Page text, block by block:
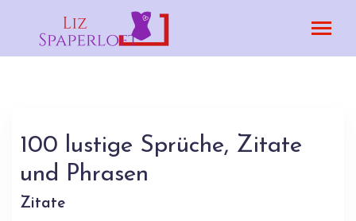
100 lustige Sprüche, Zitate
und Phrasen
Zitate